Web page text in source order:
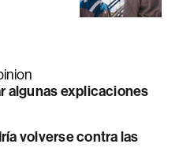
algunas explicaciones
volverse contra las